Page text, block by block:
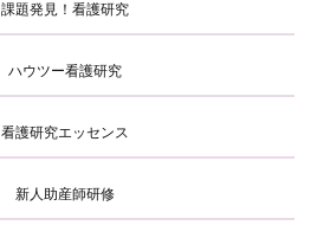
課題発見！看護研究
ハウツー看護研究
看護研究エッセンス
新人助産師研修